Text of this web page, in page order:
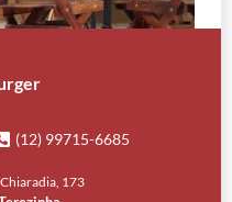
(12) 99715-6685
173